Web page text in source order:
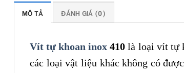
MÔ TẢ ĐÁNH GIÁ (0)
Vít tự khoan inox 410 là loại vít tự
các loại vật liệu khác không có